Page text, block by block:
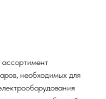
необходимых для